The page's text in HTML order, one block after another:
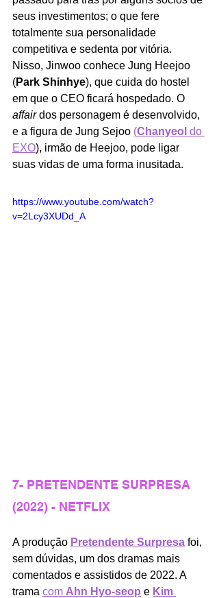
seus investimentos; o que fere
totalmente sua personalidade
competitiva e sedenta por vitória.
Nisso, Jinwoo conhece Jung Heejoo
(Park Shinhye), que cuida do hostel
em que o CEO ficará hospedado. O
affair dos personagem é desenvolvido,
e a figura de Jung Sejoo (Chanyeol do
EXO), irmão de Heejoo, pode ligar
suas vidas de uma forma inusitada.
https://www.youtube.com/watch?
v=2Lcy3XUDd_A
7- PRETENDENTE SURPRESA
(2022) - NETFLIX
A produção Pretendente Surpresa foi,
sem dúvidas, um dos dramas mais
comentados e assistidos de 2022. A
trama com Ahn Hyo-seop e Kim